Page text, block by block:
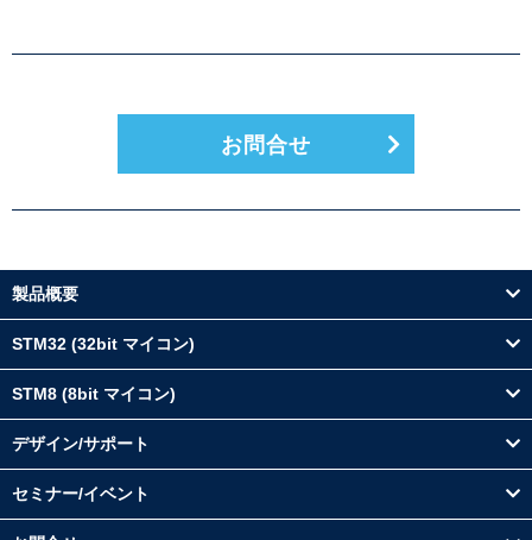
お問合せ
製品概要
STM32 (32bit マイコン)
STM8 (8bit マイコン)
デザイン/サポート
セミナー/イベント